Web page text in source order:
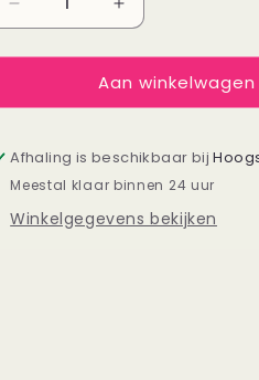
Aantal
verlagen
voor
steamers
Out
Aantal
verhogen
voor
Shower
steamers
Out
Aan
Afhaling is beschikbaar bij
Meestal klaar binnen 24 uur
Winkelgegevens bekijken